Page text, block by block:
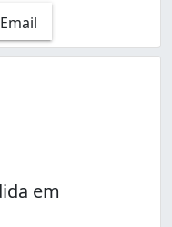
Email
em